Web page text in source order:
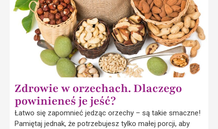
Zdrowie w orzechach. Dlaczego
powinieneś je jeść?
Łatwo się zapomnieć jedząc orzechy – są takie smaczne!
Pamiętaj jednak, że potrzebujesz tylko małej porcji, aby